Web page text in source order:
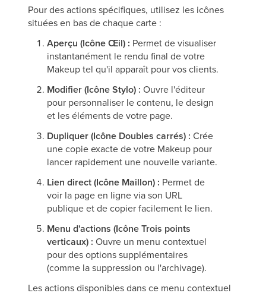
Pour des actions spécifiques, utilisez les icônes
situées en bas de chaque carte :
Aperçu (Icône Œil) : Permet de visualiser
instantanément le rendu final de votre
Makeup tel qu'il apparaît pour vos clients.
Modifier (Icône Stylo) : Ouvre l'éditeur
pour personnaliser le contenu, le design
et les éléments de votre page.
Dupliquer (Icône Doubles carrés) : Crée
une copie exacte de votre Makeup pour
lancer rapidement une nouvelle variante.
Lien direct (Icône Maillon) : Permet de
voir la page en ligne via son URL
publique et de copier facilement le lien.
Menu d'actions (Icône Trois points
verticaux) : Ouvre un menu contextuel
pour des options supplémentaires
(comme la suppression ou l'archivage).
Les actions disponibles dans ce menu contextuel